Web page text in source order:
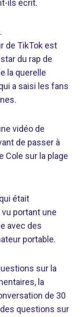
ils écrit.
de TikTok est
du rap de
la querelle
a saisi les fans
vidéo de
de passer à
Cole sur la plage
était
portant une
avec des
portable.
sur la
la
de 30
questions sur